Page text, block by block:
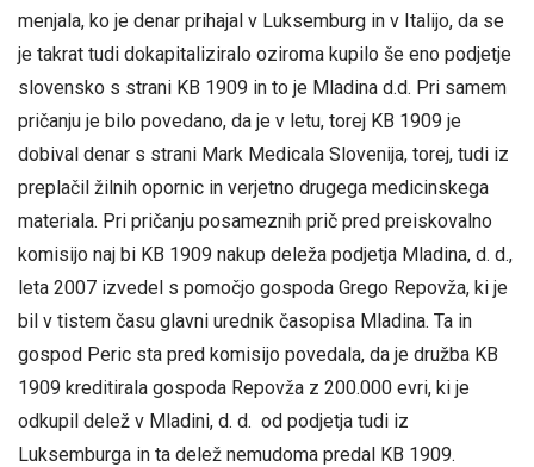
menjala, ko je denar prihajal v Luksemburg in v Italijo, da se
je takrat tudi dokapitaliziralo oziroma kupilo še eno podjetje
slovensko s strani KB 1909 in to je Mladina d.d. Pri samem
pričanju je bilo povedano, da je v letu, torej KB 1909 je
dobival denar s strani Mark Medicala Slovenija, torej, tudi iz
preplačil žilnih opornic in verjetno drugega medicinskega
materiala. Pri pričanju posameznih prič pred preiskovalno
komisijo naj bi KB 1909 nakup deleža podjetja Mladina, d. d.,
leta 2007 izvedel s pomočjo gospoda Grego Repovža, ki je
bil v tistem času glavni urednik časopisa Mladina. Ta in
gospod Peric sta pred komisijo povedala, da je družba KB
1909 kreditirala gospoda Repovža z 200.000 evri, ki je
odkupil delež v Mladini, d. d. od podjetja tudi iz
Luksemburga in ta delež nemudoma predal KB 1909.